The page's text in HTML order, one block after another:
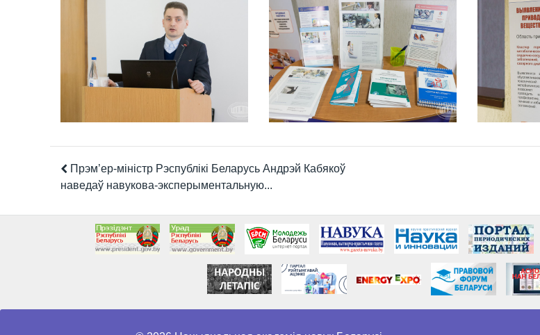
Прэм’ер-міністр Рэспублікі Беларусь Андрэй Кабякоў
наведаў навукова-эксперыментальную...